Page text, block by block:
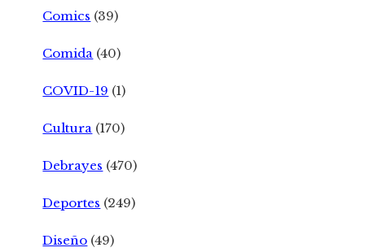
Comics (39)
Comida (40)
COVID-19 (1)
Cultura (170)
Debrayes (470)
Deportes (249)
Diseño (49)